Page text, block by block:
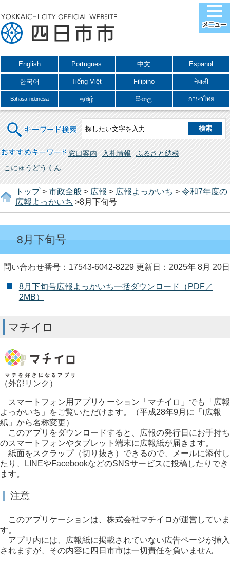
English Portugues 中文 Espanol
한국어 Tiếng Việt Filipino नेपाली
Bahasa Indonesia தமிழ் සිංහල ภาษาไทย
キーワード検索
おすすめキーワード 窓口案内 入札情報
ふるさと納税
こにゅうどうくん
トップ> 市政全般 > 広報 > 広報よっかいち > 令和7年度の
広報よっかいち >8月下旬号
8月下旬号
問い合わせ番号：17543-6042-8229 更新日：2025年 8月 20日
8月下旬号広報よっかいち一括ダウンロード（PDF／
2MB）
マチイロ
（外部リンク）
スマートフォン用アプリケーション「マチイロ」でも「広報
よっかいち」をご覧いただけます。（平成28年9月に「i広報
紙」から名称変更）
このアプリをダウンロードすると、広報の発行日にお手持ち
のスマートフォンやタブレット端末に広報紙が届きます。
紙面をスクラップ（切り抜き）できるので、メールに添付し
たり、LINEやFacebookなどのSNSサービスに投稿したりでき
ます。
注意
このアプリケーションは、株式会社マチイロが運営していま
す。
アプリ内には、広報紙に掲載されていない広告ページが挿入
されますが、その内容に四日市市は一切責任を負いません